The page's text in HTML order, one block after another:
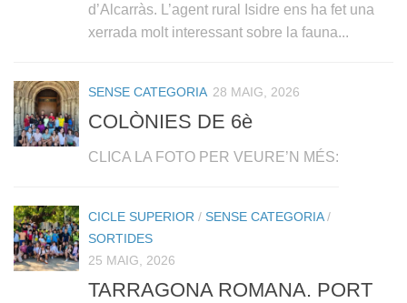
d’Alcarràs. L’agent rural Isidre ens ha fet una
xerrada molt interessant sobre la fauna...
SENSE CATEGORIA 28 MAIG, 2026
COLÒNIES DE 6è
CLICA LA FOTO PER VEURE’N MÉS:
CICLE SUPERIOR / SENSE CATEGORIA/
SORTIDES
25 MAIG, 2026
TARRAGONA ROMANA. PORT